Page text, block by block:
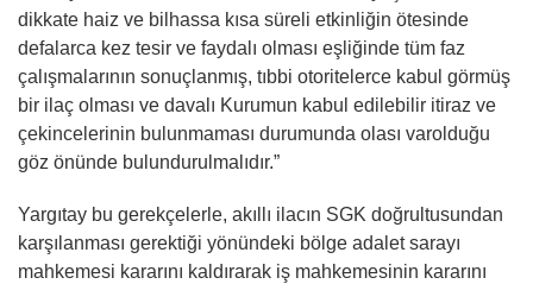
dikkate haiz ve bilhassa kısa süreli etkinliğin ötesinde
defalarca kez tesir ve faydalı olması eşliğinde tüm faz
çalışmalarının sonuçlanmış, tıbbi otoritelerce kabul görmüş
bir ilaç olması ve davalı Kurumun kabul edilebilir itiraz ve
çekincelerinin bulunmaması durumunda olası varolduğu
göz önünde bulundurulmalıdır.”
Yargıtay bu gerekçelerle, akıllı ilacın SGK doğrultusundan
karşılanması gerektiği yönündeki bölge adalet sarayı
mahkemesi kararını kaldırarak iş mahkemesinin kararını